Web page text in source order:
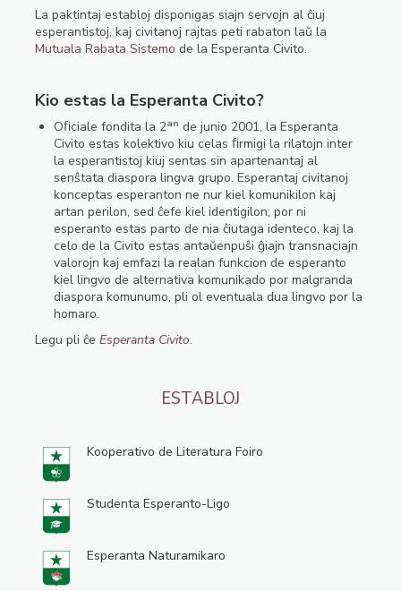
La paktintaj establoj disponigas siajn servojn al ĉiuj
esperantistoj, kaj civitanoj rajtas peti rabaton laŭ la
Mutuala Rabata Sistemo de la Esperanta Civito.
Kio estas la Esperanta Civito?
Oﬁciale fondita la 2an de junio 2001, la Esperanta
Civito estas kolektivo kiu celas ﬁrmigi la rilatojn inter
la esperantistoj kiuj sentas sin apartenantaj al
senŝtata diaspora lingva grupo. Esperantaj civitanoj
konceptas esperanton ne nur kiel komunikilon kaj
artan perilon, sed ĉefe kiel identigilon; por ni
esperanto estas parto de nia ĉiutaga identeco, kaj la
celo de la Civito estas antaŭenpuŝi ĝiajn transnaciajn
valorojn kaj emfazi la realan funkcion de esperanto
kiel lingvo de alternativa komunikado por malgranda
diaspora komunumo, pli ol eventuala dua lingvo por la
homaro.
Legu pli ĉe Esperanta Civito.
ESTABLOJ
Kooperativo de Literatura Foiro
Studenta Esperanto-Ligo
Esperanta Naturamikaro